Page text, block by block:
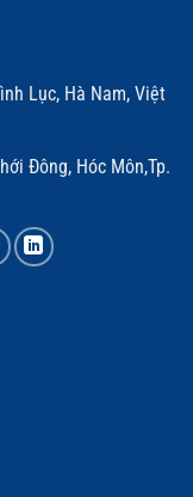
Lục, Hà Nam, Việt
Đông, Hóc Môn,Tp.